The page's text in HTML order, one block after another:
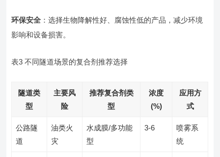
环保安全 ：选择生物降解性好、腐蚀性低的产品，减少环境
影响和设备损害。
表3 不同隧道场景的复合剂推荐选择
隧道类
型
主要风
险
推荐复合剂类
型
浓度
(%)
应用方
式
公路隧
道
油类火
灾
水成膜/多功能
型
3-6
喷雾系
统